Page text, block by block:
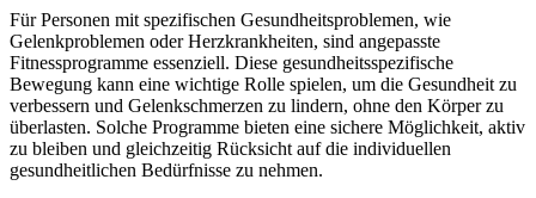
Für Personen mit spezifischen Gesundheitsproblemen, wie
Gelenkproblemen oder Herzkrankheiten, sind angepasste
Fitnessprogramme essenziell. Diese gesundheitsspezifische
Bewegung kann eine wichtige Rolle spielen, um die Gesundheit zu
verbessern und Gelenkschmerzen zu lindern, ohne den Körper zu
überlasten. Solche Programme bieten eine sichere Möglichkeit, aktiv
zu bleiben und gleichzeitig Rücksicht auf die individuellen
gesundheitlichen Bedürfnisse zu nehmen.